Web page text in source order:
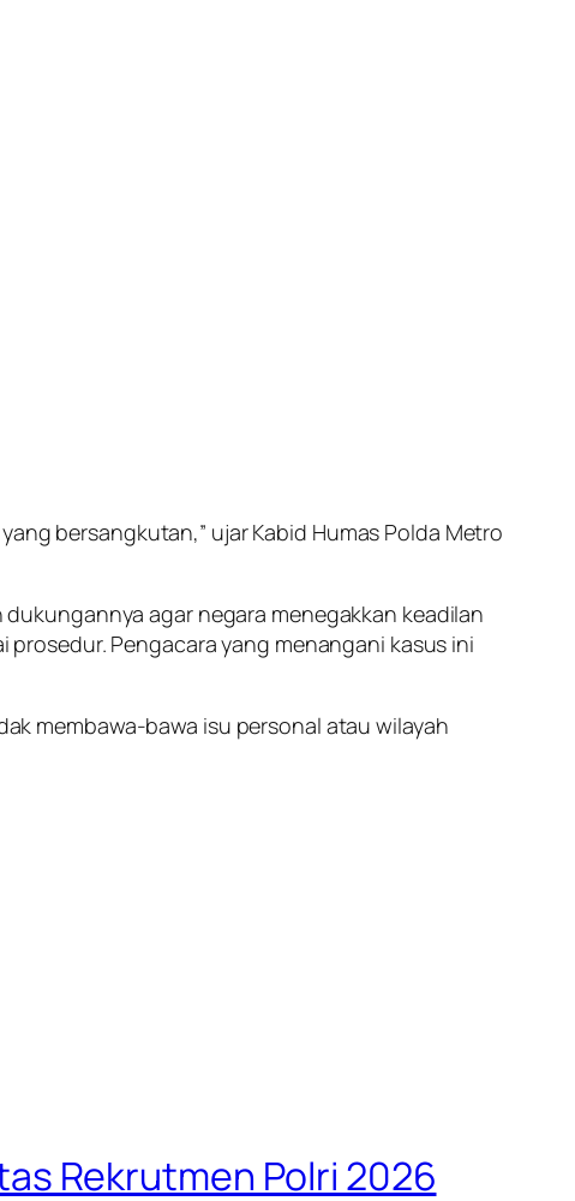
bersangkutan,” ujar Kabid Humas Polda Metro
agar negara menegakkan keadilan
Pengacara yang menangani kasus ini
membawa-bawa isu personal atau wilayah
Rekrutmen Polri 2026